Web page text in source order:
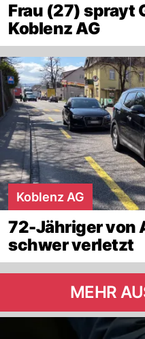
Frau (27) sprayt
Koblenz AG
Koblenz AG
72-Jähriger von
schwer verletzt
MEHR